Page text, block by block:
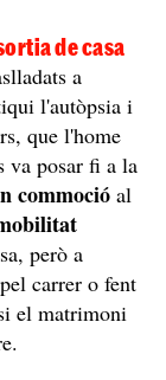
de casa
a
l'autòpsia i
que l'home
va posar fi a la
commoció al
però a
carrer o fent
el matrimoni